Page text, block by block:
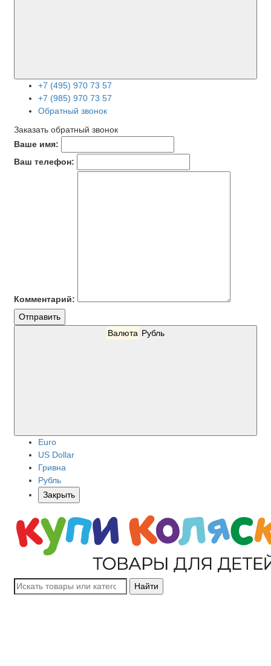
+7 (495) 970 73 57
+7 (985) 970 73 57
Обратный звонок
Заказать обратный звонок
Ваше имя:
Ваш телефон:
Комментарий:
Отправить
Валюта Рубль
Euro
US Dollar
Гривна
Рубль
Закрыть
Найти